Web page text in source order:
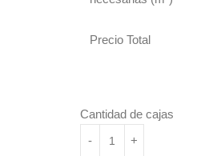
Precio Total
Cantidad de cajas